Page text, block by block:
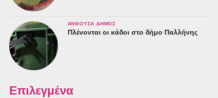
ΑΝΘΟΎΣΑ ΔΉΜΟΣ
Πλένονται οι κάδοι στο δήμο Παλλήνης
Επιλεγμένα